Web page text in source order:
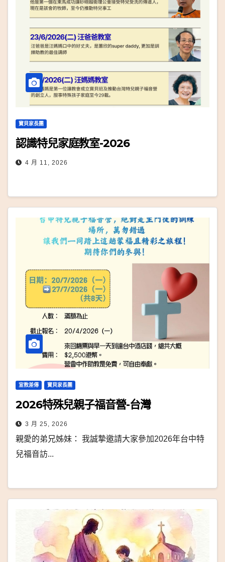
寶貝家長團
認識特兒家庭教室-2026
4 月 11, 2026
宣教差傳 寶貝家長團
2026特殊兒親子福音營-台灣
3 月 25, 2026
親愛的弟兄姊妹： 我誠摯邀請大家參加2026年台中特
兒福音訪...